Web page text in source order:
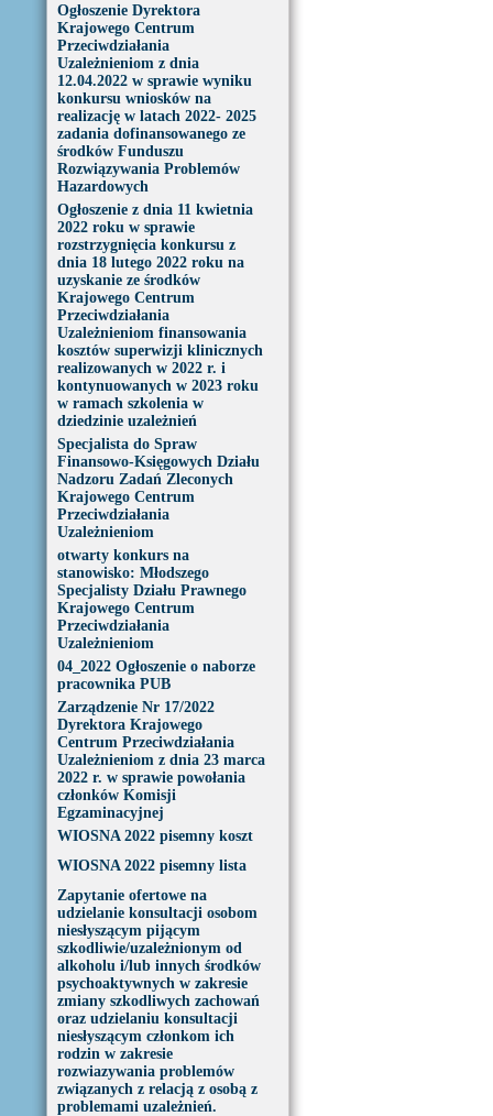
Ogłoszenie Dyrektora
Krajowego Centrum
Przeciwdziałania
Uzależnieniom z dnia
12.04.2022 w sprawie wyniku
konkursu wniosków na
realizację w latach 2022- 2025
zadania dofinansowanego ze
środków Funduszu
Rozwiązywania Problemów
Hazardowych
Ogłoszenie z dnia 11 kwietnia
2022 roku w sprawie
rozstrzygnięcia konkursu z
dnia 18 lutego 2022 roku na
uzyskanie ze środków
Krajowego Centrum
Przeciwdziałania
Uzależnieniom finansowania
kosztów superwizji klinicznych
realizowanych w 2022 r. i
kontynuowanych w 2023 roku
w ramach szkolenia w
dziedzinie uzależnień
Specjalista do Spraw
Finansowo-Księgowych Działu
Nadzoru Zadań Zleconych
Krajowego Centrum
Przeciwdziałania
Uzależnieniom
otwarty konkurs na
stanowisko: Młodszego
Specjalisty Działu Prawnego
Krajowego Centrum
Przeciwdziałania
Uzależnieniom
04_2022 Ogłoszenie o naborze
pracownika PUB
Zarządzenie Nr 17/2022
Dyrektora Krajowego
Centrum Przeciwdziałania
Uzależnieniom z dnia 23 marca
2022 r. w sprawie powołania
członków Komisji
Egzaminacyjnej
WIOSNA 2022 pisemny koszt
WIOSNA 2022 pisemny lista
Zapytanie ofertowe na
udzielanie konsultacji osobom
niesłyszącym pijącym
szkodliwie/uzależnionym od
alkoholu i/lub innych środków
psychoaktywnych w zakresie
zmiany szkodliwych zachowań
oraz udzielaniu konsultacji
niesłyszącym członkom ich
rodzin w zakresie
rozwiazywania problemów
związanych z relacją z osobą z
problemami uzależnień.